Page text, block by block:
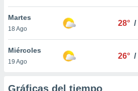
de
traten tus
en
interés
su
Martes
18 Ago
28° /
Miércoles
19 Ago
26° /
Gráficas del tiempo